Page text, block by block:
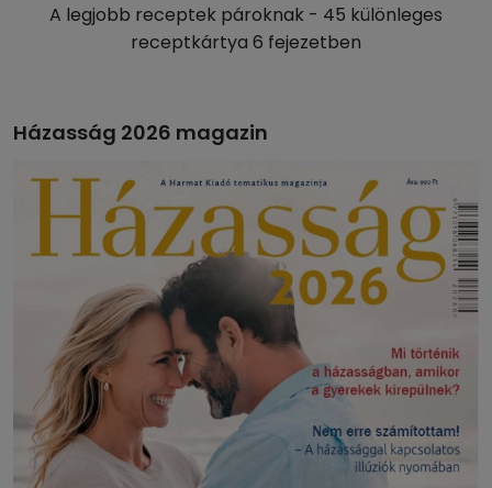
A legjobb receptek pároknak - 45 különleges
receptkártya 6 fejezetben
Házasság 2026 magazin